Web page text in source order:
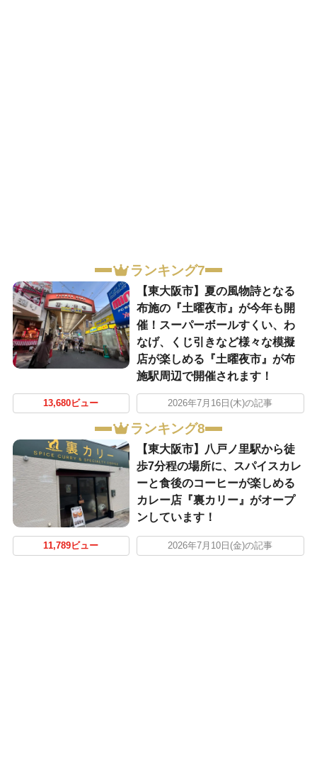
ランキング7
【東大阪市】夏の風物詩となる
布施の『土曜夜市』が今年も開
催！スーパーボールすくい、わ
なげ、くじ引きなど様々な模擬
店が楽しめる『土曜夜市』が布
施駅周辺で開催されます！
13,680ビュー 2026年7月16日(木)の記事
ランキング8
【東大阪市】八戸ノ里駅から徒
歩7分程の場所に、スパイスカレ
ーと食後のコーヒーが楽しめる
カレー店『裏カリー』がオープ
ンしています！
11,789ビュー 2026年7月10日(金)の記事